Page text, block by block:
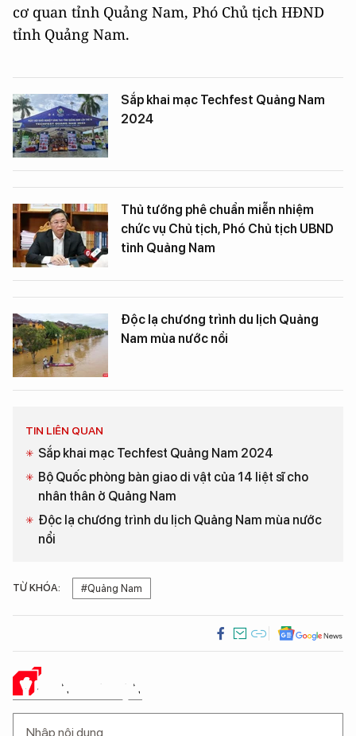
cơ quan tỉnh Quảng Nam, Phó Chủ tịch HĐND
tỉnh Quảng Nam.
Sắp khai mạc Techfest Quảng Nam
2024
Thủ tướng phê chuẩn miễn nhiệm
chức vụ Chủ tịch, Phó Chủ tịch UBND
tỉnh Quảng Nam
Độc lạ chương trình du lịch Quảng
Nam mùa nước nổi
TIN LIÊN QUAN
Sắp khai mạc Techfest Quảng Nam 2024
Bộ Quốc phòng bàn giao di vật của 14 liệt sĩ cho
nhân thân ở Quảng Nam
Độc lạ chương trình du lịch Quảng Nam mùa nước
nổi
TỪ KHÓA: #Quảng Nam
Ý KIẾN CỦA BẠN